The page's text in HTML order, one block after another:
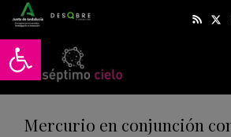
Abrir barra de herramientas
Mercurio en conjunción